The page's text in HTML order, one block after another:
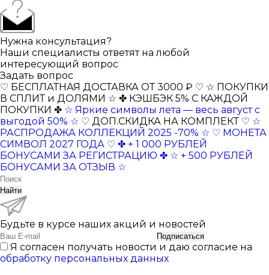
Нужна консультация?
Наши специалисты ответят на любой
интересующий вопрос
Задать вопрос
♡ БЕСПЛАТНАЯ ДОСТАВКА ОТ 3000 ₽ ♡ ☆ ПОКУПКИ
В СПЛИТ и ДОЛЯМИ ☆ ✤ КЭШБЭК 5% С КАЖДОЙ
ПОКУПКИ ✤ ☆ Яркие символы лета — весь август с
выгодой 50% ☆ ♡ ДОП.СКИДКА НА КОМПЛЕКТ ♡ ☆
РАСПРОДАЖА КОЛЛЕКЦИЙ 2025 -70% ☆ ♡ МОНЕТА
СИМВОЛ 2027 ГОДА ♡ ✤ + 1 000 РУБЛЕЙ
БОНУСАМИ ЗА РЕГИСТРАЦИЮ ✤ ☆ + 500 РУБЛЕЙ
БОНУСАМИ ЗА ОТЗЫВ ☆
Найти
Будьте в курсе наших акций и новостей
Подписаться
Я согласен получать новости и даю согласие на
обработку персональных данных